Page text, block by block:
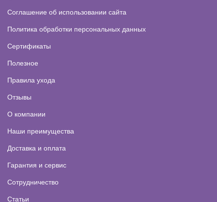
Соглашение об использовании сайта
Политика обработки персональных данных
Сертификаты
Полезное
Правила ухода
Отзывы
О компании
Наши преимущества
Доставка и оплата
Гарантия и сервис
Сотрудничество
Статьи